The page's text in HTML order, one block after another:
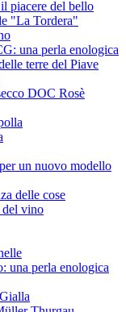
piacere del bello
"La Tordera"
una perla enologica
terre del Piave
DOC Rosè
un nuovo modello
delle cose
del vino
una perla enologica